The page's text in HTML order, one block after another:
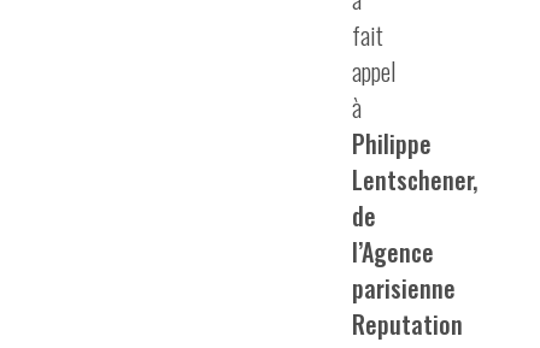
fait
appel
à
Philippe
Lentschener,
de
l’Agence
parisienne
Reputation